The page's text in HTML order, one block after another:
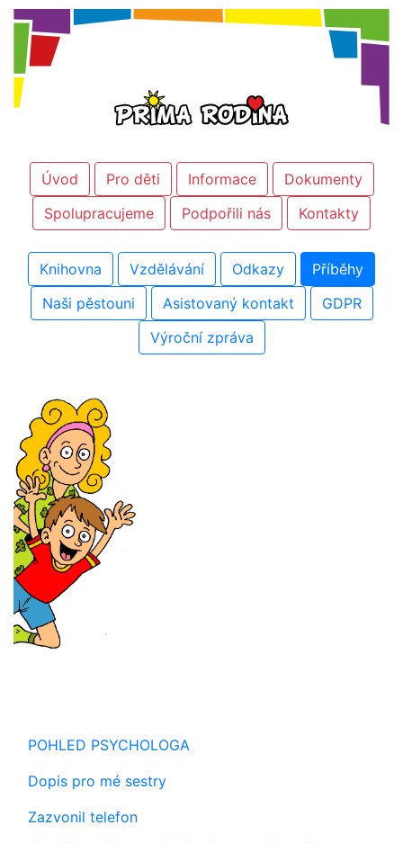
Úvod Pro děti Informace
Dokumenty
Spolupracujeme
Podpořili nás Kontakty
Knihovna Vzdělávání Odkazy
Příběhy
Naši pěstouni
Asistovaný kontakt
GDPR
Výroční zpráva
POHLED PSYCHOLOGA
Dopis pro mé sestry
Zazvonil telefon